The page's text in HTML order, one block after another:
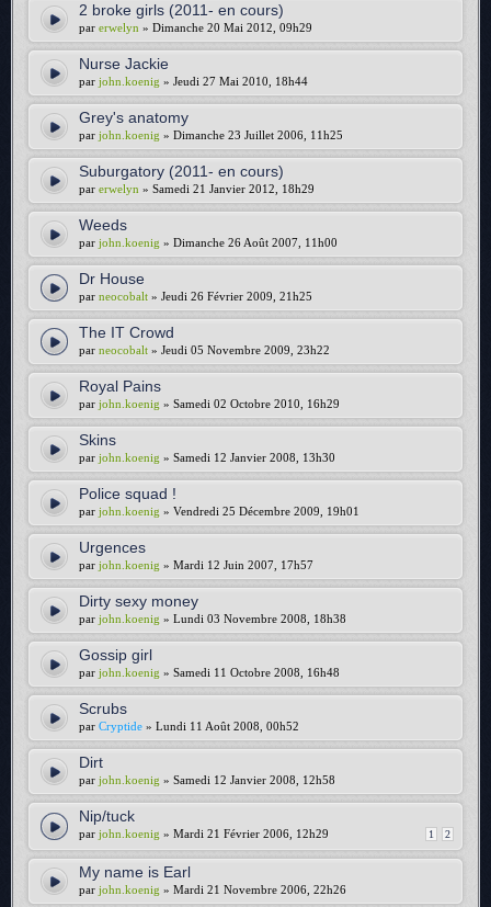
2 broke girls (2011- en cours)
par erwelyn » Dimanche 20 Mai 2012, 09h29
Nurse Jackie
par john.koenig » Jeudi 27 Mai 2010, 18h44
Grey's anatomy
par john.koenig » Dimanche 23 Juillet 2006, 11h25
Suburgatory (2011- en cours)
par erwelyn » Samedi 21 Janvier 2012, 18h29
Weeds
par john.koenig » Dimanche 26 Août 2007, 11h00
Dr House
par neocobalt » Jeudi 26 Février 2009, 21h25
The IT Crowd
par neocobalt » Jeudi 05 Novembre 2009, 23h22
Royal Pains
par john.koenig » Samedi 02 Octobre 2010, 16h29
Skins
par john.koenig » Samedi 12 Janvier 2008, 13h30
Police squad !
par john.koenig » Vendredi 25 Décembre 2009, 19h01
Urgences
par john.koenig » Mardi 12 Juin 2007, 17h57
Dirty sexy money
par john.koenig » Lundi 03 Novembre 2008, 18h38
Gossip girl
par john.koenig » Samedi 11 Octobre 2008, 16h48
Scrubs
par Cryptide » Lundi 11 Août 2008, 00h52
Dirt
par john.koenig » Samedi 12 Janvier 2008, 12h58
Nip/tuck
1 2
par john.koenig » Mardi 21 Février 2006, 12h29
My name is Earl
par john.koenig » Mardi 21 Novembre 2006, 22h26